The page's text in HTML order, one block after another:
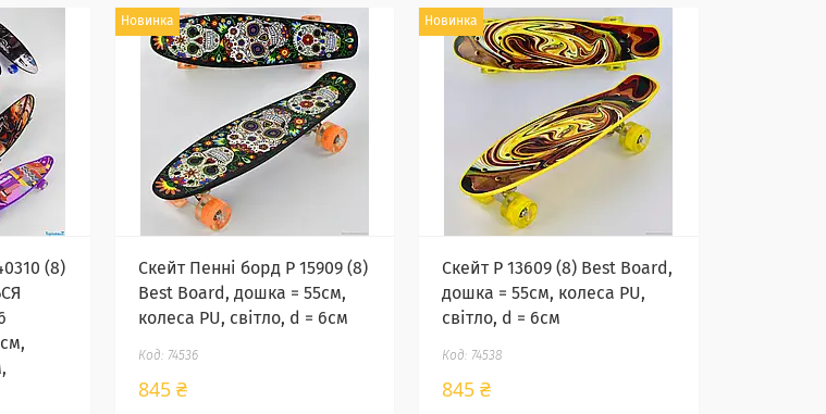
(8)
Новинка
Скейт Пенні борд Р 15909 (8)
Best Board, дошка = 55см,
колеса PU, світло, d = 6см
74536
845 ₴
Новинка
Скейт Р 13609 (8) Best Board,
дошка = 55см, колеса PU,
світло, d = 6см
74538
845 ₴